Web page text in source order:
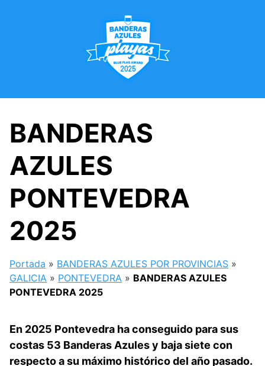
BANDERAS
AZULES
PONTEVEDRA
2025
Portada » BANDERAS AZULES POR PROVINCIAS »
GALICIA » PONTEVEDRA » BANDERAS AZULES
PONTEVEDRA 2025
En 2025 Pontevedra ha conseguido para sus
costas 53 Banderas Azules y baja siete con
respecto a su máximo histórico del año pasado.